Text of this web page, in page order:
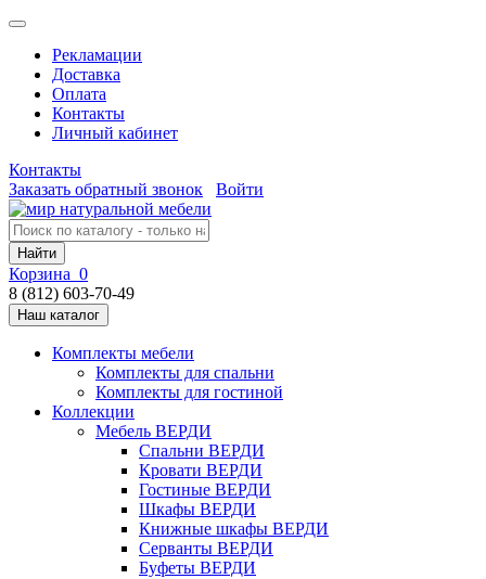
Рекламации
Доставка
Оплата
Контакты
Личный кабинет
Контакты
Заказать обратный звонок
Войти
Найти
Корзина 0
8 (812) 603-70-49
Наш каталог
Комплекты мебели
Комплекты для спальни
Комплекты для гостиной
Коллекции
Мебель ВЕРДИ
Спальни ВЕРДИ
Кровати ВЕРДИ
Гостиные ВЕРДИ
Шкафы ВЕРДИ
Книжные шкафы ВЕРДИ
Серванты ВЕРДИ
Буфеты ВЕРДИ